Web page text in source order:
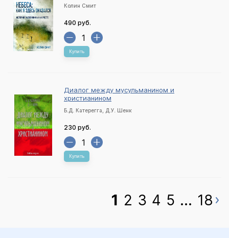
Колин Смит
490 руб.
Купить
Диалог между мусульманином и
христианином
Б.Д. Катерегга, Д.У. Шенк
230 руб.
Купить
1 2 3 4 5 ... 18